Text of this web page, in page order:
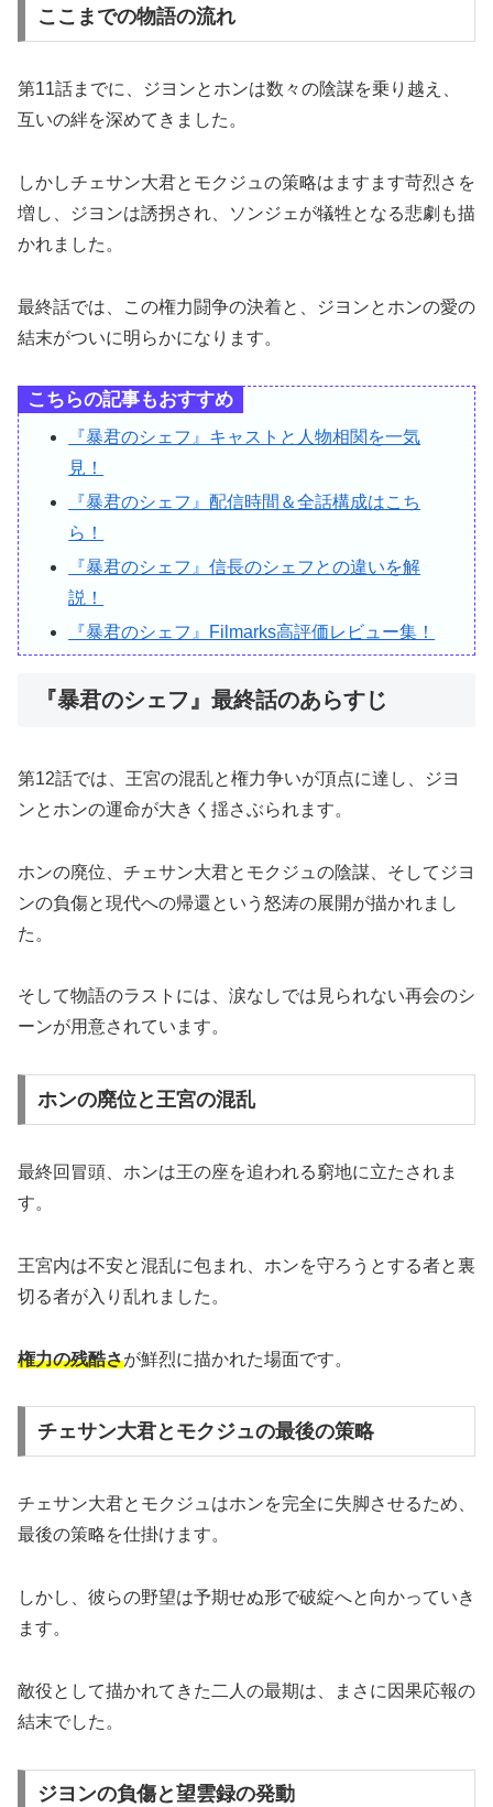
ここまでの物語の流れ
第11話までに、ジヨンとホンは数々の陰謀を乗り越え、
互いの絆を深めてきました。
しかしチェサン大君とモクジュの策略はますます苛烈さを
増し、ジヨンは誘拐され、ソンジェが犠牲となる悲劇も描
かれました。
最終話では、この権力闘争の決着と、ジヨンとホンの愛の
結末がついに明らかになります。
こちらの記事もおすすめ
『暴君のシェフ』キャストと人物相関を一気
見！
『暴君のシェフ』配信時間＆全話構成はこち
ら！
『暴君のシェフ』信長のシェフとの違いを解
説！
『暴君のシェフ』Filmarks高評価レビュー集！
『暴君のシェフ』最終話のあらすじ
第12話では、王宮の混乱と権力争いが頂点に達し、ジヨ
ンとホンの運命が大きく揺さぶられます。
ホンの廃位、チェサン大君とモクジュの陰謀、そしてジヨ
ンの負傷と現代への帰還という怒涛の展開が描かれまし
た。
そして物語のラストには、涙なしでは見られない再会のシ
ーンが用意されています。
ホンの廃位と王宮の混乱
最終回冒頭、ホンは王の座を追われる窮地に立たされま
す。
王宮内は不安と混乱に包まれ、ホンを守ろうとする者と裏
切る者が入り乱れました。
権力の残酷さが鮮烈に描かれた場面です。
チェサン大君とモクジュの最後の策略
チェサン大君とモクジュはホンを完全に失脚させるため、
最後の策略を仕掛けます。
しかし、彼らの野望は予期せぬ形で破綻へと向かっていき
ます。
敵役として描かれてきた二人の最期は、まさに因果応報の
結末でした。
ジヨンの負傷と望雲録の発動